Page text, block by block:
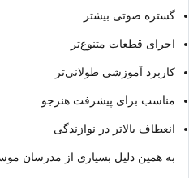
گستره صوتی بیشتر
اجرای قطعات متنوع‌تر
کاربرد آموزشی طولانی‌تر
مناسب برای پیشرفت هنرجو
انعطاف بالاتر در نوازندگی
به همین دلیل بسیاری از مدرسان